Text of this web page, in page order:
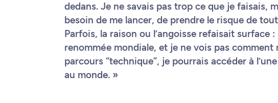
dedans. Je ne savais pas trop ce que je faisais,
besoin de me lancer, de prendre le risque de
Parfois, la raison ou l’angoisse refaisait surface
renommée mondiale, et je ne vois pas comment
parcours “technique”, je pourrais accéder à
au monde. »